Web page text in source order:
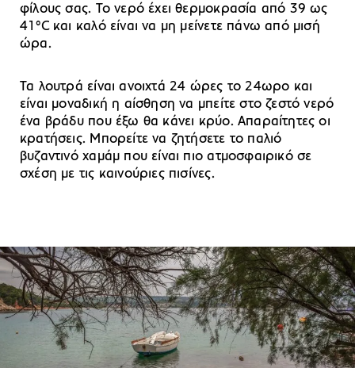
φίλους σας. Το νερό έχει θερμοκρασία από 39 ως
41°C και καλό είναι να μη μείνετε πάνω από μισή
ώρα.
Τα λουτρά είναι ανοιχτά 24 ώρες το 24ωρο και
είναι μοναδική η αίσθηση να μπείτε στο ζεστό νερό
ένα βράδυ που έξω θα κάνει κρύο. Απαραίτητες οι
κρατήσεις. Μπορείτε να ζητήσετε το παλιό
βυζαντινό χαμάμ που είναι πιο ατμοσφαιρικό σε
σχέση με τις καινούριες πισίνες.